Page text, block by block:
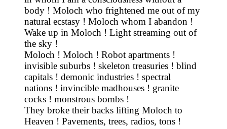
body ! Moloch who frightened me out of my
natural ecstasy ! Moloch whom I abandon !
Wake up in Moloch ! Light streaming out of
the sky !
Moloch ! Moloch ! Robot apartments !
invisible suburbs ! skeleton treasuries ! blind
capitals ! demonic industries ! spectral
nations ! invincible madhouses ! granite
cocks ! monstrous bombs !
They broke their backs lifting Moloch to
Heaven ! Pavements, trees, radios, tons !